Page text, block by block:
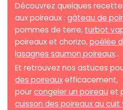
Découvrez quelques
aux poireaux : gâteau de
pommes de terre, turbot
poireaux et chorizo,poêlée
lasagnes saumon poireaux...
Et retrouvez nos astuces
des poireauxefficacement,
pourcongeler un poireau et
cuisson des poireaux au cuit